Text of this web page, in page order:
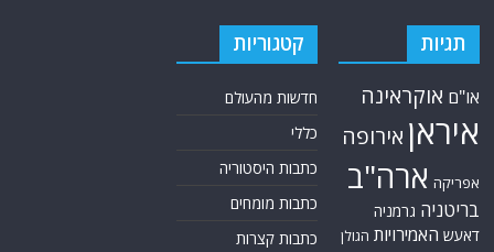
תגיות
או"ם אוקראינה
איראן אירופה
אפריקה ארה"ב
בריטניה גרמניה
דאעש האמירויות הגולן
קטגוריות
חדשות מהעולם
כללי
כתבות היסטוריה
כתבות מומחים
כתבות קצרות